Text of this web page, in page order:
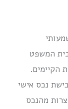
המשפט
הקיימים.
נכס אישי
מהנכס